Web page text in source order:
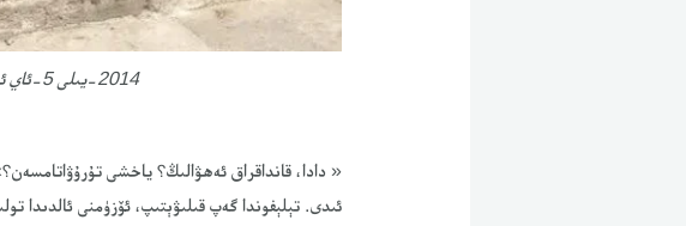
2014-يىلى 5-ئاي ئىستانبۇل ئابدۇرېھىم غېنى ئۇيغۇر دادىسى بىلەن بىرلىكتە
« دادا، قانداقراق ئەھۋالىڭ؟ ياخشى
ئىدى. تېلېفوندا گەپ قىلىۋېتىپ، ئۆزۈمنى